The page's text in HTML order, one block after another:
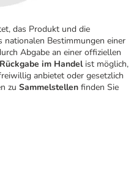
das Produkt und die
nationalen Bestimmungen einer
Abgabe an einer offiziellen
Rückgabe im Handelist möglich,
anbietet oder gesetzlich
zu Sammelstellen finden Sie